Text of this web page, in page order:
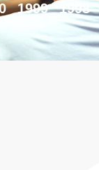
1999 1998